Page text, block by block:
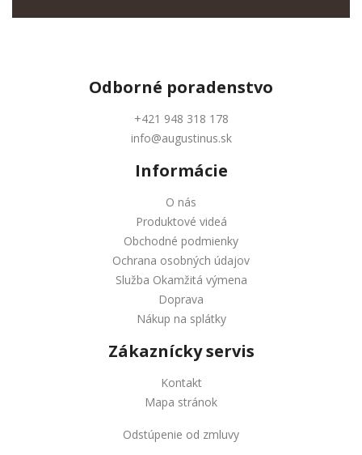
Odborné poradenstvo
+421 948 318 178
info@augustinus.sk
Informácie
O nás
Produktové videá
Obchodné podmienky
Ochrana osobných údajov
Služba Okamžitá výmena
Doprava
Nákup na splátky
Zákaznícky servis
Kontakt
Mapa stránok
Odstúpenie od zmluvy